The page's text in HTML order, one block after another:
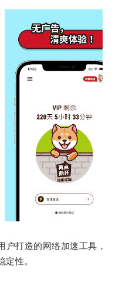
打造的网络加速工具，
性。